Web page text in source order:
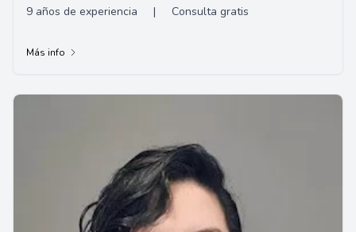
9 años de experiencia | Consulta gratis
Más info